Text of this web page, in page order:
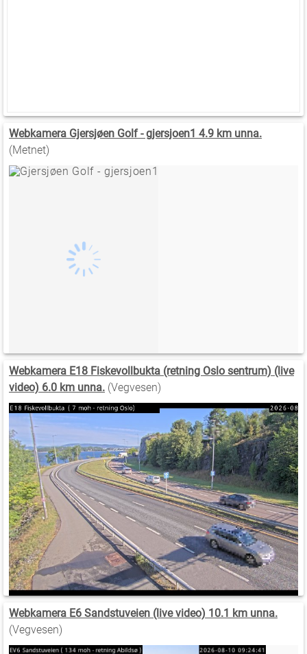
Webkamera Gjersjøen Golf - gjersjoen1 4.9 km unna.
(Metnet)
Webkamera E18 Fiskevollbukta (retning Oslo sentrum) (live
video) 6.0 km unna. (Vegvesen)
Webkamera E6 Sandstuveien (live video) 10.1 km unna.
(Vegvesen)